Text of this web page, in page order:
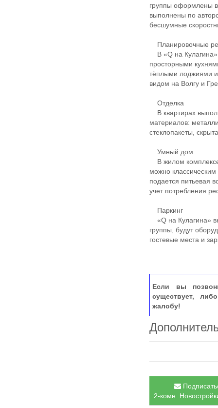
группы оформлены
выполнены по
бесшумные
Планировочные
В «Q на Кулагина»
просторными
тёплыми лоджиями и
видом на Волгу и
Отделка
В квартирах
материалов:
стеклопакеты,
Умный дом
В жилом комплексе
можно
подается питьевая
учет потребления
Паркинг
«Q на Кулагина»
группы, будут
гостевые места и
Если вы
существует,
жалобу!
2-комн.